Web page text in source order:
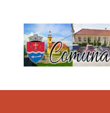
conținut